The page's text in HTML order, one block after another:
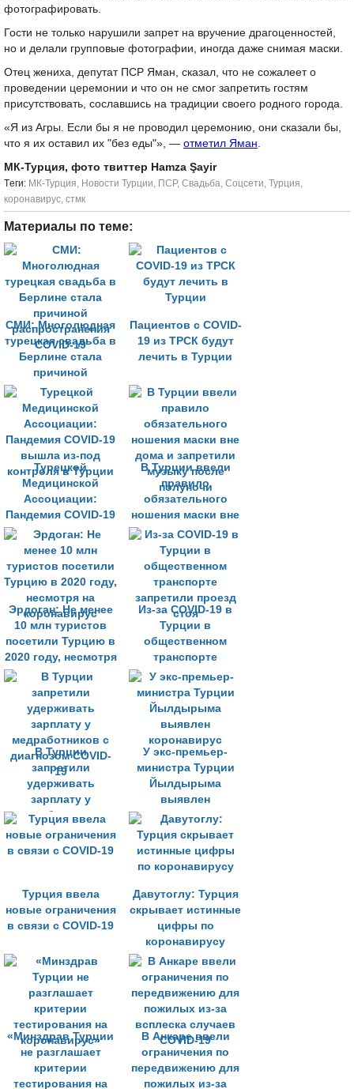
фотографировать.
Гости не только нарушили запрет на вручение драгоценностей,
но и делали групповые фотографии, иногда даже снимая маски.
Отец жениха, депутат ПСР Яман, сказал, что не сожалеет о
проведении церемонии и что он не смог запретить гостям
присутствовать, сославшись на традиции своего родного города.
«Я из Агры. Если бы я не проводил церемонию, они сказали бы,
что я их оставил их "без еды"», — отметил Яман.
МК-Турция, фото твиттер Hamza Şayir
Tеги: МК-Турция, Новости Турции, ПСР, Свадьба, Соцсети, Турция,
коронавирус, стмк
Материалы по теме:
СМИ: Многолюдная
турецкая свадьба в
Берлине стала
причиной
распространения
COVID-19
Пациентов с COVID-
19 из ТРСК будут
лечить в Турции
Турецкой
Медицинской
Ассоциации:
Пандемия COVID-19
вышла из-под
контроля в Турции
В Турции ввели
правило
обязательного
ношения маски вне
дома и запретили
музыку после
полуночи
Эрдоган: Не менее
10 млн туристов
посетили Турцию в
2020 году, несмотря
на коронавирус
Из-за COVID-19 в
Турции в
общественном
транспорте
запретили проезд
стоя
В Турции
запретили
удерживать
зарплату у
медработников с
диагнозом COVID-
19
У экс-премьер-
министра Турции
Йылдырыма
выявлен
коронавирус
Турция ввела
новые ограничения
в связи с COVID-19
Давутоглу: Турция
скрывает истинные
цифры по
коронавирусу
«Минздрав Турции
не разглашает
критерии
тестирования на
В Анкаре ввели
ограничения по
передвижению для
пожилых из-за